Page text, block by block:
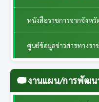
หนังสือราชการจากจังหวั
ศูนย์ข้อมูลข่าวสารทางรา
งานแผน/การพัฒน